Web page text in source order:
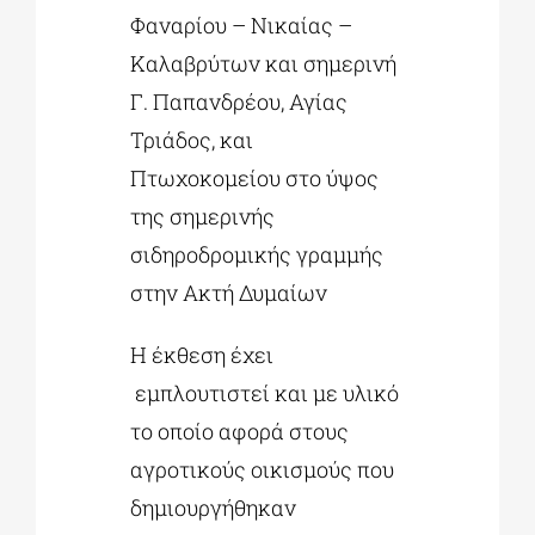
Φαναρίου – Νικαίας –
Καλαβρύτων και σημερινή
Γ. Παπανδρέου, Αγίας
Τριάδος, και
Πτωχοκομείου στο ύψος
της σημερινής
σιδηροδρομικής γραμμής
στην Ακτή Δυμαίων
Η έκθεση έχει
εμπλουτιστεί και με υλικό
το οποίο αφορά στους
αγροτικούς οικισμούς που
δημιουργήθηκαν